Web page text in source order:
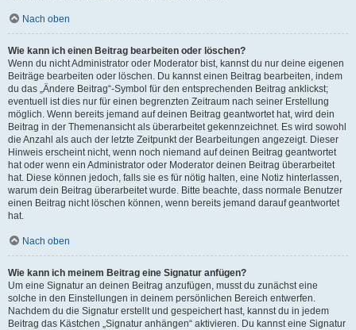
Nach oben
Wie kann ich einen Beitrag bearbeiten oder löschen?
Wenn du nicht Administrator oder Moderator bist, kannst du nur deine eigenen
Beiträge bearbeiten oder löschen. Du kannst einen Beitrag bearbeiten, indem
du das „Ändere Beitrag“-Symbol für den entsprechenden Beitrag anklickst;
eventuell ist dies nur für einen begrenzten Zeitraum nach seiner Erstellung
möglich. Wenn bereits jemand auf deinen Beitrag geantwortet hat, wird dein
Beitrag in der Themenansicht als überarbeitet gekennzeichnet. Es wird sowohl
die Anzahl als auch der letzte Zeitpunkt der Bearbeitungen angezeigt. Dieser
Hinweis erscheint nicht, wenn noch niemand auf deinen Beitrag geantwortet
hat oder wenn ein Administrator oder Moderator deinen Beitrag überarbeitet
hat. Diese können jedoch, falls sie es für nötig halten, eine Notiz hinterlassen,
warum dein Beitrag überarbeitet wurde. Bitte beachte, dass normale Benutzer
einen Beitrag nicht löschen können, wenn bereits jemand darauf geantwortet
hat.
Nach oben
Wie kann ich meinem Beitrag eine Signatur anfügen?
Um eine Signatur an deinen Beitrag anzufügen, musst du zunächst eine
solche in den Einstellungen in deinem persönlichen Bereich entwerfen.
Nachdem du die Signatur erstellt und gespeichert hast, kannst du in jedem
Beitrag das Kästchen „Signatur anhängen“ aktivieren. Du kannst eine Signatur